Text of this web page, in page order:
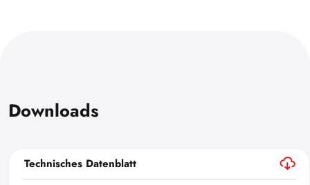
Downloads
Technisches Datenblatt